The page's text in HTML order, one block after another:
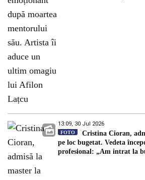
13:09, 30 Jul 2026
FOTO
Cristina Cioran,
pe loc bugetat. Vedeta
profesional: „Am intrat la